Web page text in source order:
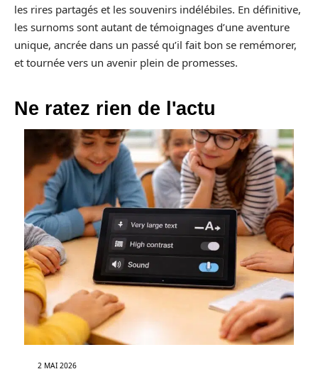
les rires partagés et les souvenirs indélébiles. En définitive,
les surnoms sont autant de témoignages d’une aventure
unique, ancrée dans un passé qu’il fait bon se remémorer,
et tournée vers un avenir plein de promesses.
Ne ratez rien de l'actu
2 MAI 2026